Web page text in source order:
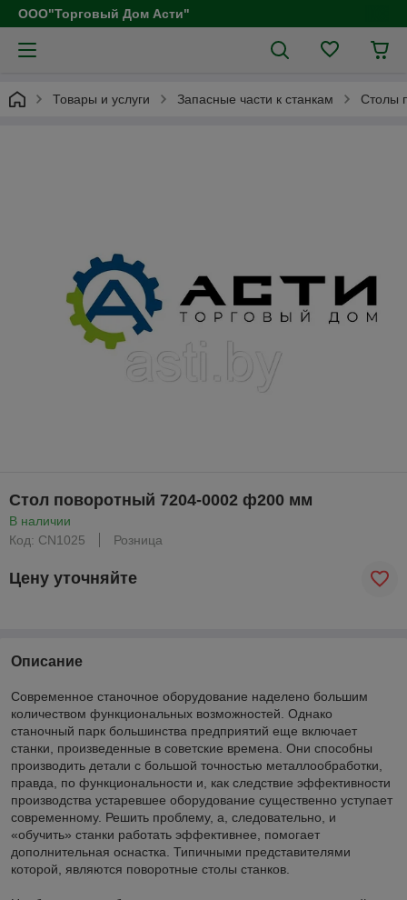
ООО"Торговый Дом Асти"
Товары и услуги Запасные части к станкам Столы
Стол поворотный 7204-0002 ф200 мм
В наличии
Код: CN1025
Розница
Цену уточняйте
Описание
Современное станочное оборудование наделено большим
количеством функциональных возможностей. Однако
станочный парк большинства предприятий еще включает
станки, произведенные в советские времена. Они способны
производить детали с большой точностью металлообработки,
правда, по функциональности и, как следствие эффективности
производства устаревшее оборудование существенно уступает
современному. Решить проблему, а, следовательно, и
«обучить» станки работать эффективнее, помогает
дополнительная оснастка. Типичными представителями
которой, являются поворотные столы станков.